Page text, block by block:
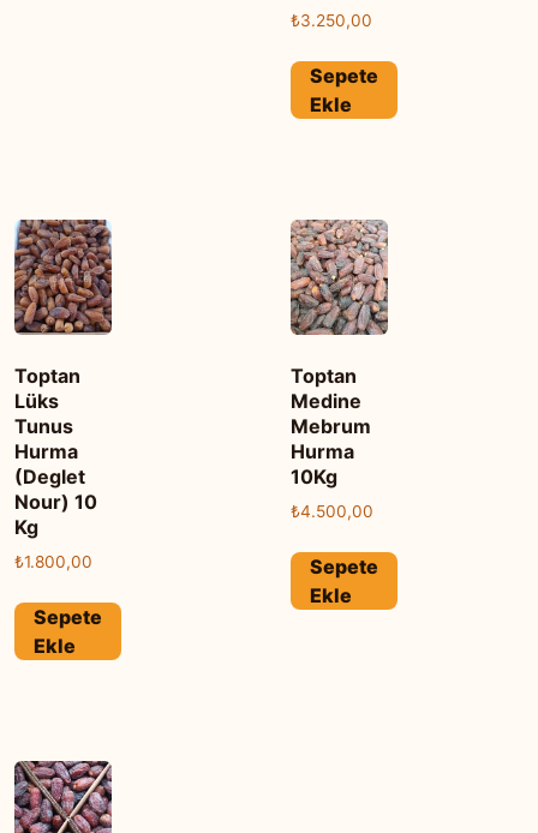
₺3.250,00
Sepete
Ekle
Toptan
Lüks
Tunus
Hurma
(Deglet
Nour) 10
Kg
₺1.800,00
Sepete
Ekle
Toptan
Medine
Mebrum
Hurma
10Kg
₺4.500,00
Sepete
Ekle